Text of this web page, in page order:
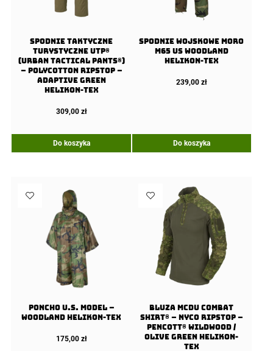
Spodnie Taktyczne
Turystyczne UTP®
(Urban Tactical Pants®)
– PolyCotton Ripstop –
Adaptive Green
Helikon-Tex
309,00 zł
Do koszyka
Spodnie wojskowe moro
M65 US Woodland
Helikon-Tex
239,00 zł
Do koszyka
Poncho U.S. Model –
Woodland Helikon-Tex
175,00 zł
Bluza MCDU Combat
Shirt® – NyCo Ripstop –
PenCott® WildWood /
Olive Green Helikon-
Tex